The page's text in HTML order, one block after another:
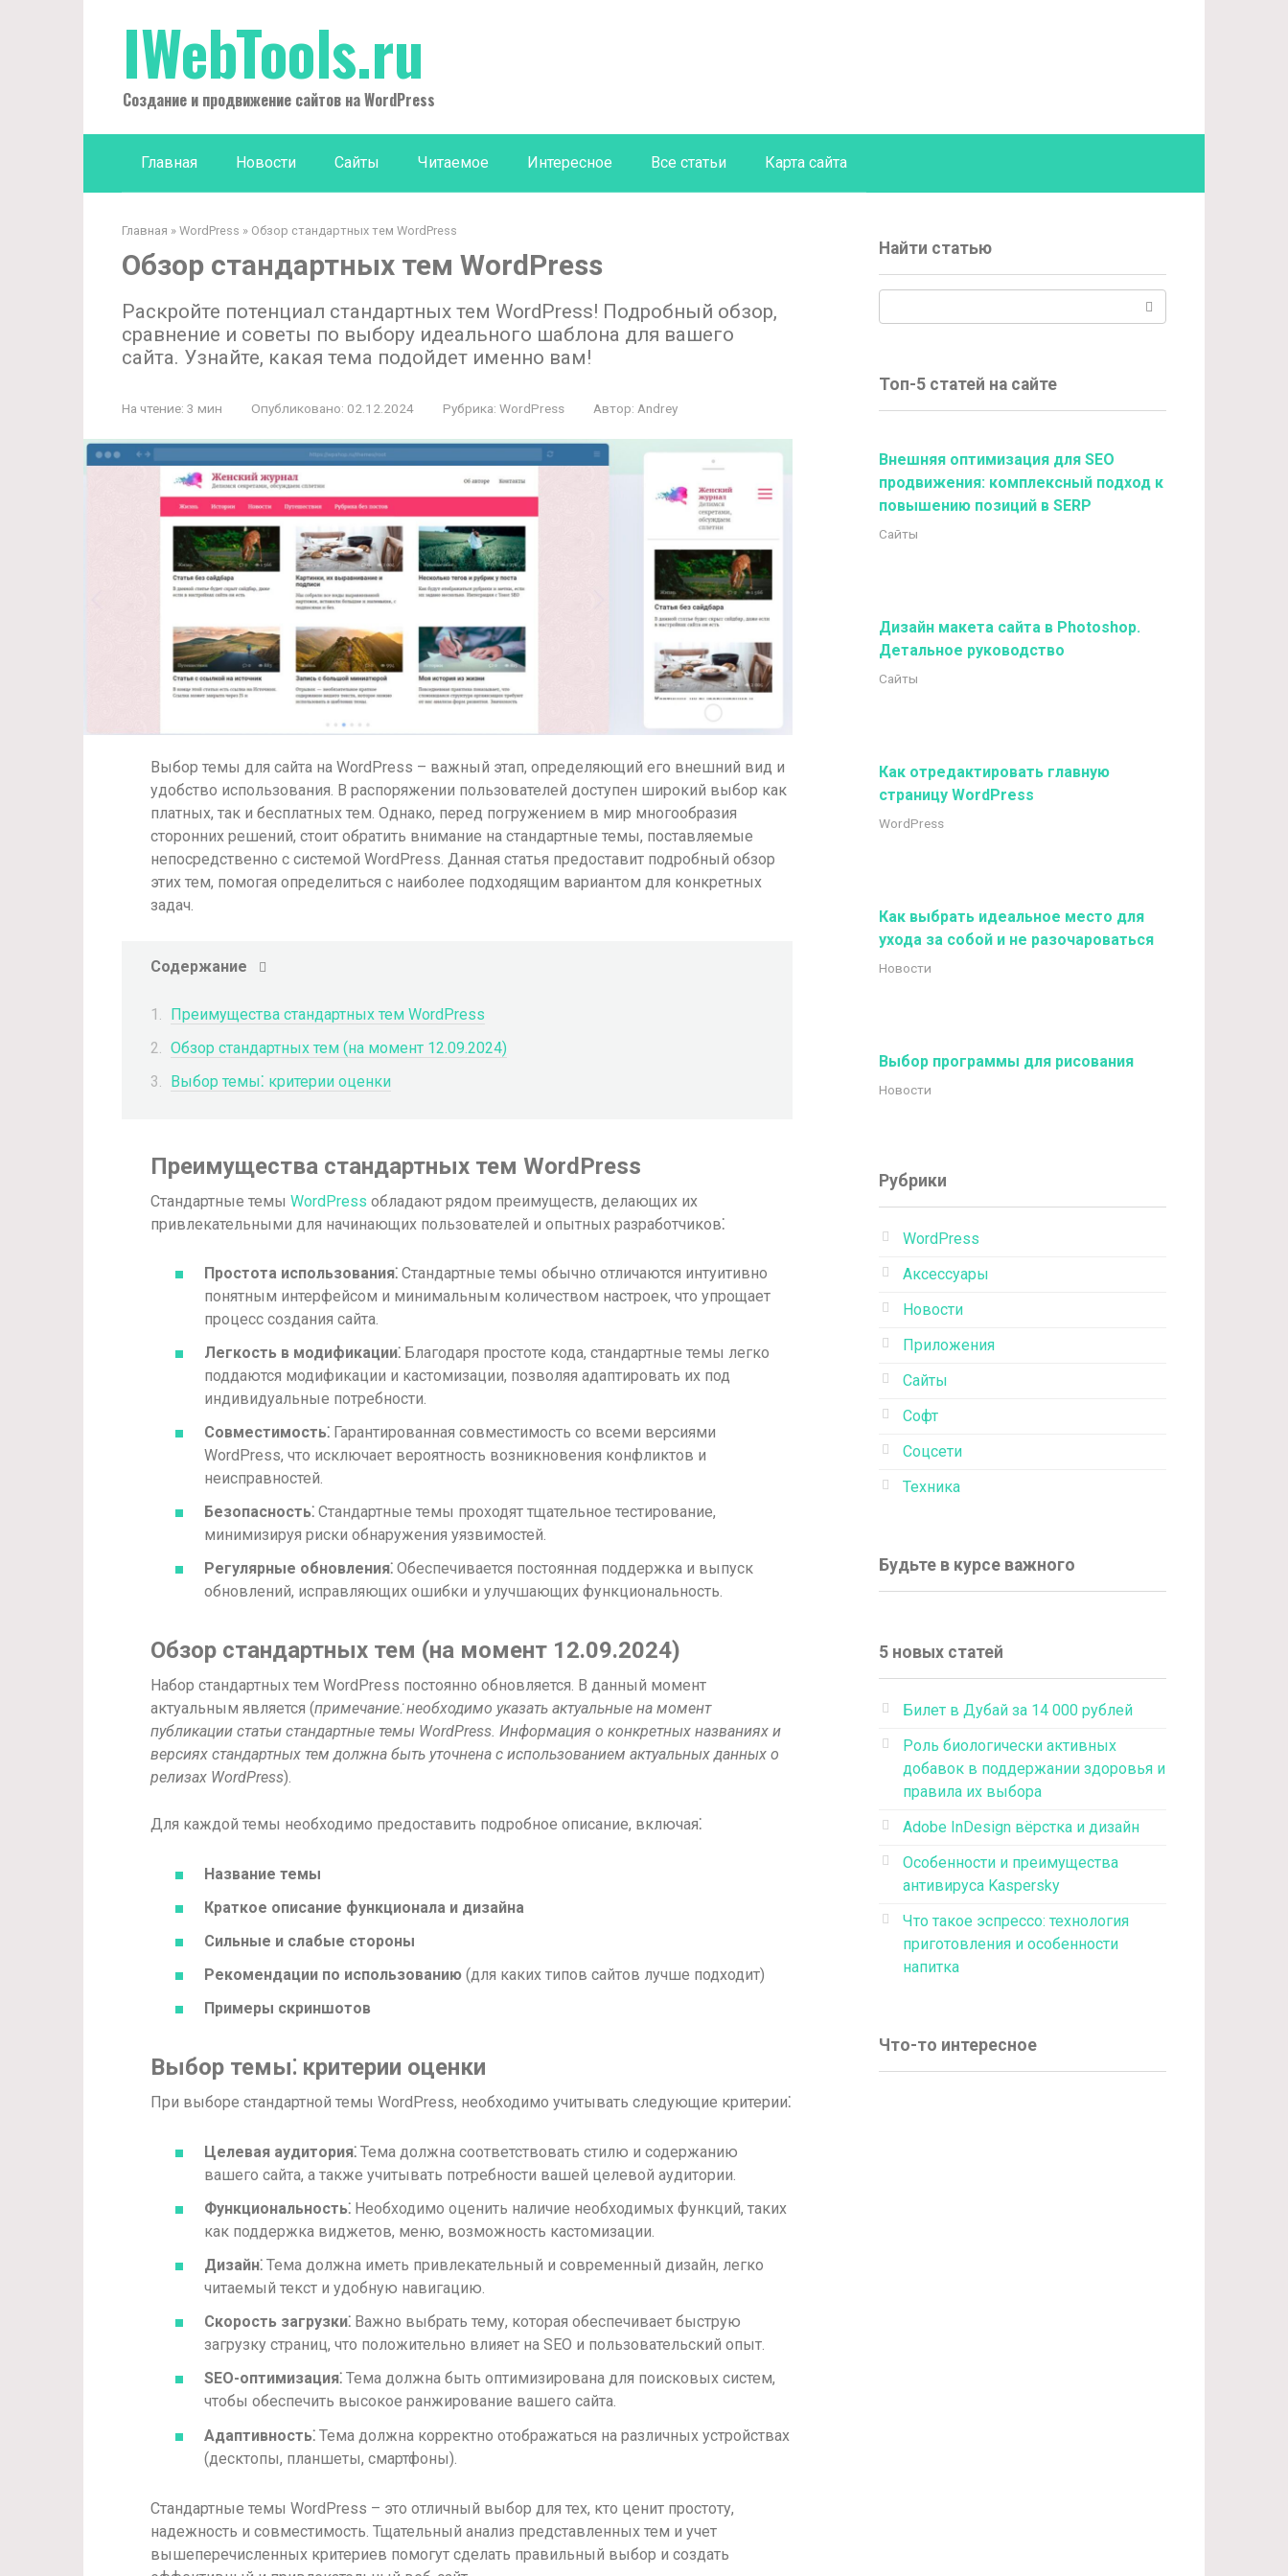
IWebTools.ru
Создание и продвижение сайтов на WordPress
Главная Новости Сайты Читаемое Интересное Все статьи Карта сайта
Главная » WordPress » Обзор стандартных тем WordPress
Обзор стандартных тем WordPress
Раскройте потенциал стандартных тем WordPress! Подробный обзор,
сравнение и советы по выбору идеального шаблона для вашего
сайта. Узнайте, какая тема подойдет именно вам!
На чтение: 3 мин Опубликовано: 02.12.2024 Рубрика: WordPress Автор: Andrey
Выбор темы для сайта на WordPress – важный этап, определяющий его внешний вид и
удобство использования. В распоряжении пользователей доступен широкий выбор как
платных, так и бесплатных тем. Однако, перед погружением в мир многообразия
сторонних решений, стоит обратить внимание на стандартные темы, поставляемые
непосредственно с системой WordPress. Данная статья предоставит подробный обзор
этих тем, помогая определиться с наиболее подходящим вариантом для конкретных
задач.
Содержание
Преимущества стандартных тем WordPress
Обзор стандартных тем (на момент 12.09.2024)
Выбор темы⁚ критерии оценки
Преимущества стандартных тем WordPress
Стандартные темы WordPress обладают рядом преимуществ, делающих их
привлекательными для начинающих пользователей и опытных разработчиков⁚
Простота использования⁚ Стандартные темы обычно отличаются интуитивно
понятным интерфейсом и минимальным количеством настроек, что упрощает
процесс создания сайта.
Легкость в модификации⁚ Благодаря простоте кода, стандартные темы легко
поддаются модификации и кастомизации, позволяя адаптировать их под
индивидуальные потребности.
Совместимость⁚ Гарантированная совместимость со всеми версиями
WordPress, что исключает вероятность возникновения конфликтов и
неисправностей.
Безопасность⁚ Стандартные темы проходят тщательное тестирование,
минимизируя риски обнаружения уязвимостей.
Регулярные обновления⁚ Обеспечивается постоянная поддержка и выпуск
обновлений, исправляющих ошибки и улучшающих функциональность.
Обзор стандартных тем (на момент 12.09.2024)
Набор стандартных тем WordPress постоянно обновляется. В данный момент
актуальным является (примечание⁚ необходимо указать актуальные на момент
публикации статьи стандартные темы WordPress. Информация о конкретных названиях и
версиях стандартных тем должна быть уточнена с использованием актуальных данных о
релизах WordPress).
Для каждой темы необходимо предоставить подробное описание, включая⁚
Название темы
Краткое описание функционала и дизайна
Сильные и слабые стороны
Рекомендации по использованию (для каких типов сайтов лучше подходит)
Примеры скриншотов
Выбор темы⁚ критерии оценки
При выборе стандартной темы WordPress, необходимо учитывать следующие критерии⁚
Целевая аудитория⁚ Тема должна соответствовать стилю и содержанию
вашего сайта, а также учитывать потребности вашей целевой аудитории.
Функциональность⁚ Необходимо оценить наличие необходимых функций, таких
как поддержка виджетов, меню, возможность кастомизации.
Дизайн⁚ Тема должна иметь привлекательный и современный дизайн, легко
читаемый текст и удобную навигацию.
Скорость загрузки⁚ Важно выбрать тему, которая обеспечивает быструю
загрузку страниц, что положительно влияет на SEO и пользовательский опыт.
SEO-оптимизация⁚ Тема должна быть оптимизирована для поисковых систем,
чтобы обеспечить высокое ранжирование вашего сайта.
Адаптивность⁚ Тема должна корректно отображаться на различных устройствах
(десктопы, планшеты, смартфоны).
Стандартные темы WordPress – это отличный выбор для тех, кто ценит простоту,
надежность и совместимость. Тщательный анализ представленных тем и учет
вышеперечисленных критериев помогут сделать правильный выбор и создать
Найти статью
Топ-5 статей на сайте
Внешняя оптимизация для SEO
продвижения: комплексный подход к
повышению позиций в SERP
Сайты
Дизайн макета сайта в Photoshop.
Детальное руководство
Сайты
Как отредактировать главную
страницу WordPress
WordPress
Как выбрать идеальное место для
ухода за собой и не разочароваться
Новости
Выбор программы для рисования
Новости
Рубрики
WordPress
Аксессуары
Новости
Приложения
Сайты
Софт
Соцсети
Техника
Будьте в курсе важного
5 новых статей
Билет в Дубай за 14 000 рублей
Роль биологически активных
добавок в поддержании здоровья и
правила их выбора
Adobe InDesign вёрстка и дизайн
Особенности и преимущества
антивируса Kaspersky
Что такое эспрессо: технология
приготовления и особенности
напитка
Что-то интересное